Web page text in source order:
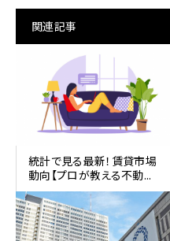
関連記事
統計で見る最新！賃貸市場
動向【プロが教える不動...